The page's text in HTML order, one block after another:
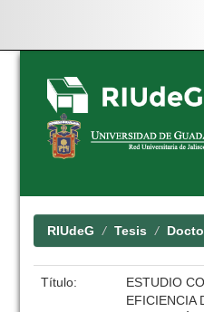
Skip
navigation
RIUdeG Tesis
Título:
ESTUDIO
EFICIENCIA